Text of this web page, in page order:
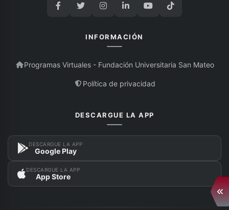
INFORMACIÓN
Programas Virtuales - Fundación Universitaria San Mateo
Política de privacidad
DESCARGUE LA APP
DESCARGUE LA APP
Google Play
DESCARGUE LA APP
App Store